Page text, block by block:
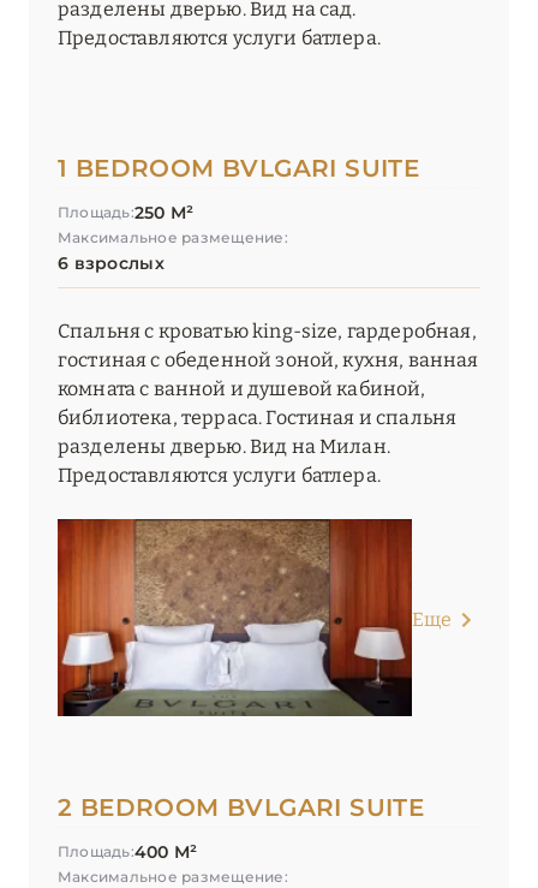
разделены дверью. Вид на сад.
Предоставляются услуги батлера.
1 BEDROOM BVLGARI SUITE
Площадь:250 М²
Максимальное размещение:
6 взрослых
Спальня с кроватью king-size, гардеробная,
гостиная с обеденной зоной, кухня, ванная
комната с ванной и душевой кабиной,
библиотека, терраса. Гостиная и спальня
разделены дверью. Вид на Милан.
Предоставляются услуги батлера.
Еще
2 BEDROOM BVLGARI SUITE
Площадь:400 М²
Максимальное размещение: